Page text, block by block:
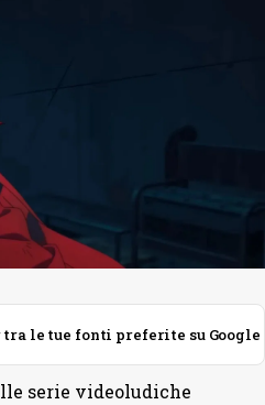
le tue fonti preferite su Google
serie videoludiche